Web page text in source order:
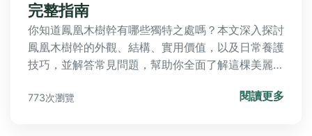
完整指南
你知道鳳凰木樹幹有哪些獨特之處嗎？本文深入探討
鳳凰木樹幹的外觀、結構、實用價值，以及日常養護
技巧，並解答常見問題，幫助你全面了解這棵美麗樹
773次瀏覽 閱讀更多